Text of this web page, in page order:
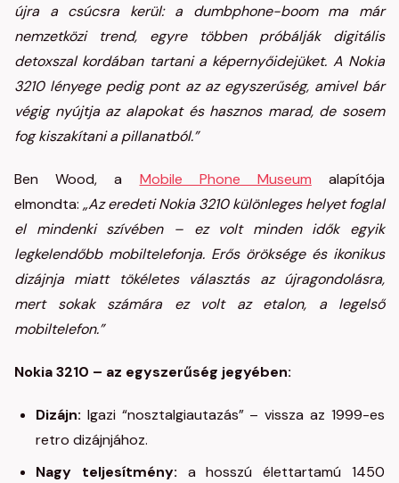
újra a csúcsra kerül: a dumbphone-boom ma már
nemzetközi trend, egyre többen próbálják digitális
detoxszal kordában tartani a képernyőidejüket. A Nokia
3210 lényege pedig pont az az egyszerűség, amivel bár
végig nyújtja az alapokat és hasznos marad, de sosem
fog kiszakítani a pillanatból.”
Ben Wood, a Mobile Phone Museum alapítója
elmondta: „Az eredeti Nokia 3210 különleges helyet foglal
el mindenki szívében – ez volt minden idők egyik
legkelendőbb mobiltelefonja. Erős öröksége és ikonikus
dizájnja miatt tökéletes választás az újragondolásra,
mert sokak számára ez volt az etalon, a legelső
mobiltelefon.”
Nokia 3210 – az egyszerűség jegyében:
Dizájn: Igazi “nosztalgiautazás” – vissza az 1999-es
retro dizájnjához. ​
Nagy teljesítmény: a hosszú élettartamú 1450